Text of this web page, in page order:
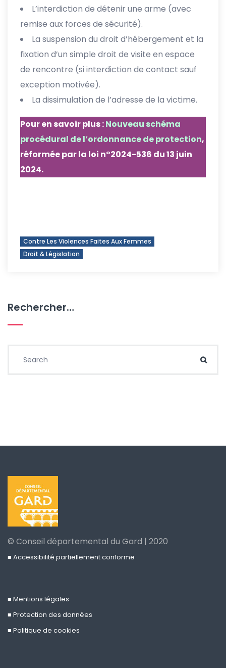
L’interdiction de détenir une arme (avec
remise aux forces de sécurité).
La suspension du droit d’hébergement et la
fixation d’un simple droit de visite en espace
de rencontre (si interdiction de contact sauf
exception motivée).
La dissimulation de l’adresse de la victime.
Pour en savoir plus :Nouveau schéma
procédural de l’ordonnance de protection,
réformée par la loi n°2024-536 du 13 juin
2024.
Contre Les Violences Faites Aux Femmes
Droit & Législation
Rechercher…
© Conseil départemental du Gard | 2020
■ Accessibilité partiellement conforme
■ Mentions légales
■ Protection des données
■ Politique de cookies